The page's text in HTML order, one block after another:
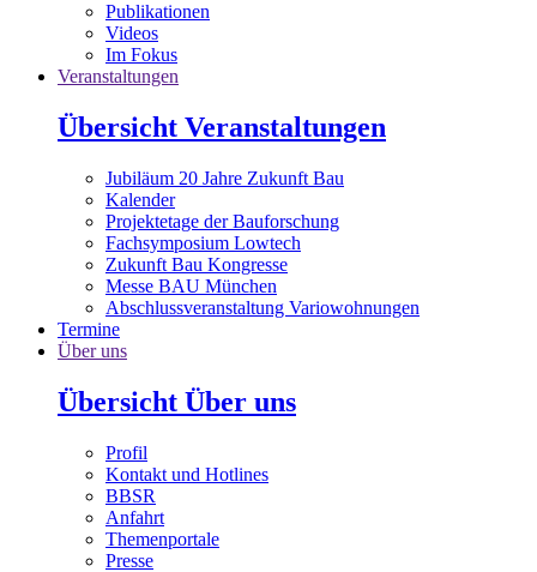
Publikationen
Videos
Im Fokus
Veranstaltungen
Übersicht Veranstaltungen
Jubiläum 20 Jahre Zukunft Bau
Kalender
Projektetage der Bauforschung
Fachsymposium Lowtech
Zukunft Bau Kongresse
Messe BAU München
Abschlussveranstaltung Variowohnungen
Termine
Über uns
Übersicht Über uns
Profil
Kontakt und Hotlines
BBSR
Anfahrt
Themenportale
Presse